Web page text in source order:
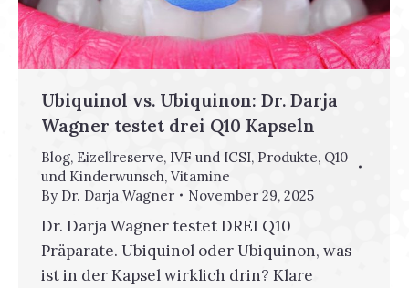
Ubiquinol vs. Ubiquinon: Dr. Darja
Wagner testet drei Q10 Kapseln
Blog, Eizellreserve, IVF und ICSI, Produkte, Q10
und Kinderwunsch, Vitamine
By Dr. Darja Wagner November 29, 2025
Dr. Darja Wagner testet DREI Q10
Präparate. Ubiquinol oder Ubiquinon, was
ist in der Kapsel wirklich drin? Klare